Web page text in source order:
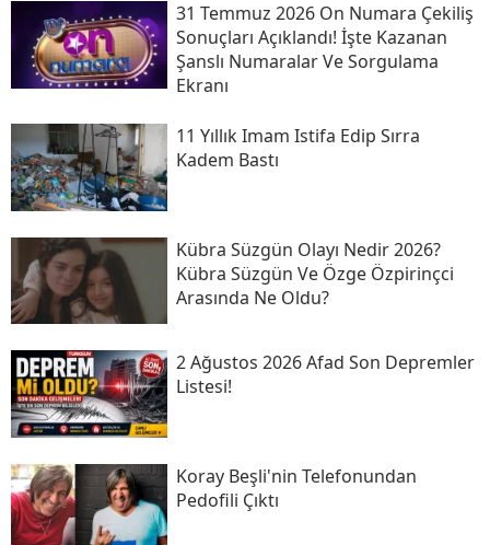
31 Temmuz 2026 On Numara Çekiliş
Sonuçları Açıklandı! İşte Kazanan
Şanslı Numaralar Ve Sorgulama
Ekranı
11 Yıllık Imam Istifa Edip Sırra
Kadem Bastı
Kübra Süzgün Olayı Nedir 2026?
Kübra Süzgün Ve Özge Özpirinçci
Arasında Ne Oldu?
2 Ağustos 2026 Afad Son Depremler
Listesi!
Koray Beşli'nin Telefonundan
Pedofili Çıktı